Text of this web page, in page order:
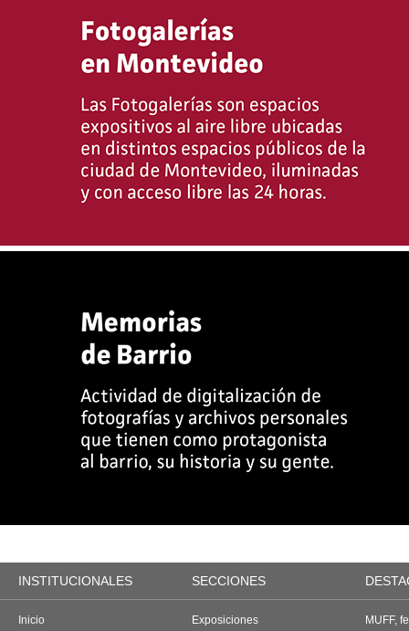
INSTITUCIONALES SECCIONES
Inicio
Exposiciones
MUFF,